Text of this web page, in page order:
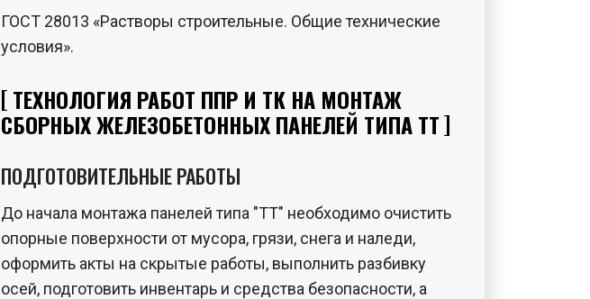
ГОСТ 28013 «Растворы строительные. Общие технические
условия».
ТЕХНОЛОГИЯ РАБОТ ППР И ТК НА МОНТАЖ
СБОРНЫХ ЖЕЛЕЗОБЕТОННЫХ ПАНЕЛЕЙ ТИПА ТТ
ПОДГОТОВИТЕЛЬНЫЕ РАБОТЫ
До начала монтажа панелей типа "ТТ" необходимо очистить
опорные поверхности от мусора, грязи, снега и наледи,
оформить акты на скрытые работы, выполнить разбивку
осей, подготовить инвентарь и средства безопасности, а